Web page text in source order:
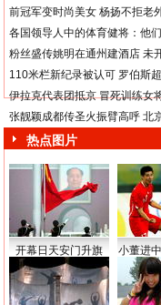
前冠军变时尚美女 杨扬不拒老
各国领导人中的体育健将：他
粉丝盛传姚明在通州建酒店 未
110米栏新纪录被认可 罗伯斯
伊拉克代表团抵京 冒死训练女
张靓颖成都传圣火振臂高呼 北
热点图片
开幕日天安门升旗 小董进